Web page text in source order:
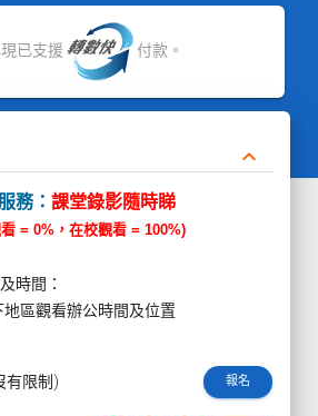
已支援 付款。
keyboard_arrow_down
務： 課堂錄影隨時睇
= 0%，在校觀看 = 100%)
時間：
區觀看辦公時間及位置
有限制) 報名